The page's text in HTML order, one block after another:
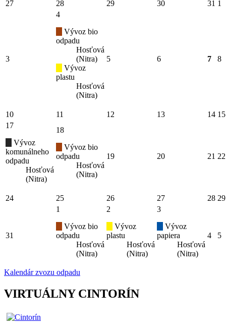
27 28 29 30 31 1
3
4
Vývoz bio
odpadu
Hosťová
(Nitra)
Vývoz
plastu
Hosťová
(Nitra)
5 6 7 8
10 11 12 13 14 15
17
Vývoz
komunálneho
odpadu
Hosťová
(Nitra)
18
Vývoz bio
odpadu
Hosťová
(Nitra)
19 20 21 22
24 25 26 27 28 29
31
1
Vývoz bio
odpadu
Hosťová
(Nitra)
2
Vývoz
plastu
Hosťová
(Nitra)
3
Vývoz
papiera
Hosťová
(Nitra)
4 5
Kalendár zvozu odpadu
VIRTUÁLNY CINTORÍN